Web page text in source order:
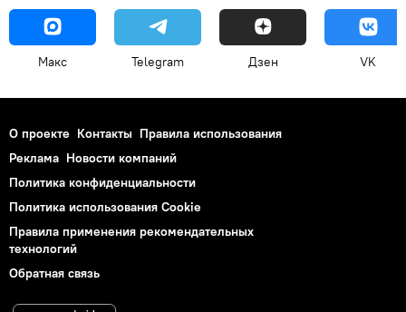
Макс Telegram Дзен VK
О проекте Контакты Правила использования
Реклама Новости компаний
Политика конфиденциальности
Политика использования Cookie
Правила применения рекомендательных
технологий
Обратная связь